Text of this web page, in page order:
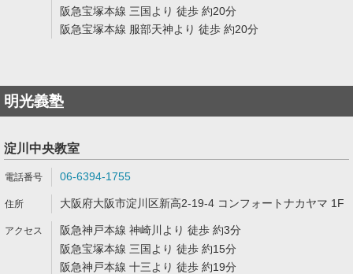
阪急宝塚本線 三国より 徒歩 約20分
阪急宝塚本線 服部天神より 徒歩 約20分
明光義塾
淀川中央教室
06-6394-1755
大阪府大阪市淀川区新高2-19-4 コンフォートナカヤマ 1F
阪急神戸本線 神崎川より 徒歩 約3分
阪急宝塚本線 三国より 徒歩 約15分
阪急神戸本線 十三より 徒歩 約19分